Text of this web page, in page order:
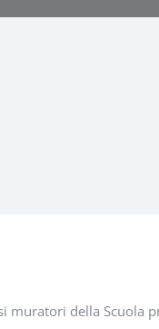
muratori della Scuola